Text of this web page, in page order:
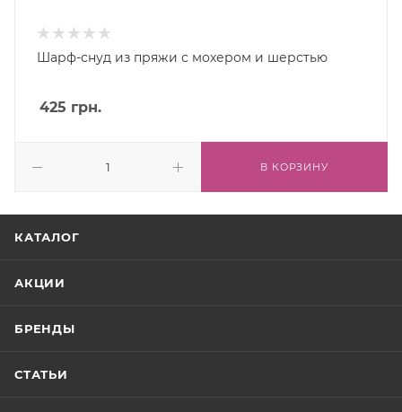
Шарф-снуд из пряжи с мохером и шерстью
425 грн.
В КОРЗИНУ
КАТАЛОГ
АКЦИИ
БРЕНДЫ
СТАТЬИ